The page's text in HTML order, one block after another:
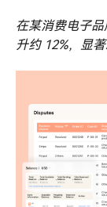
在某消费电子
升约 12%，显